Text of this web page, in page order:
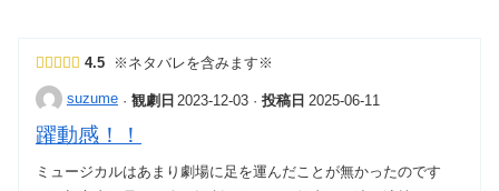
4.5 ※ネタバレを含みます※
suzume · 観劇日 2023-12-03 · 投稿日 2025-06-11
躍動感！！
ミュージカルはあまり劇場に足を運んだことが無かったのです